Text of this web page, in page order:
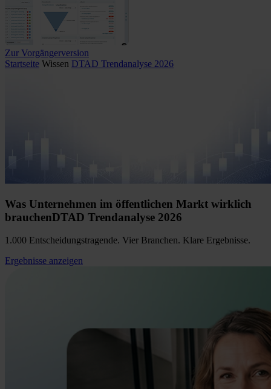
Zur Vorgängerversion
Startseite Wissen DTAD Trendanalyse 2026
Was Unternehmen im öffentlichen Markt wirklich
brauchenDTAD Trendanalyse 2026
1.000 Entscheidungstragende. Vier Branchen. Klare Ergebnisse.
Ergebnisse anzeigen